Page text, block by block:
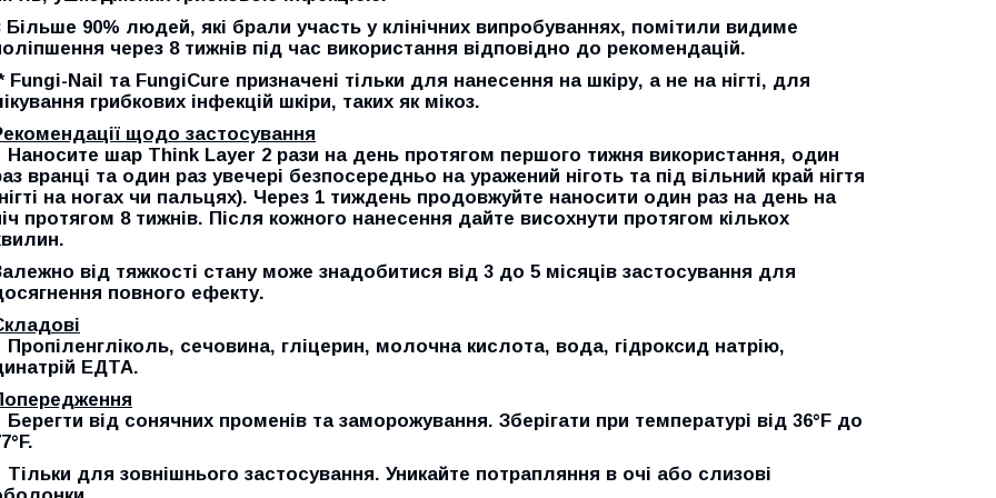
Більше 90% людей, які брали участь у клінічних випробуваннях, помітили видиме
через 8 тижнів під час використання відповідно до рекомендацій.
Fungi-Nail та FungiCure призначені тільки для нанесення на шкіру, а не на нігті, для
грибкових інфекцій шкіри, таких як мікоз.
щодо застосування
шар Think Layer 2 рази на день протягом першого тижня використання, один
вранці та один раз увечері безпосередньо на уражений ніготь та під вільний край нігтя
на ногах чи пальцях). Через 1 тиждень продовжуйте наносити один раз на день на
протягом 8 тижнів. Після кожного нанесення дайте висохнути протягом кількох
від тяжкості стану може знадобитися від 3 до 5 місяців застосування для
повного ефекту.
сечовина, гліцерин, молочна кислота, вода, гідроксид натрію,
ЕДТА.
від сонячних променів та заморожування. Зберігати при температурі від 36°F до
для зовнішнього застосування. Уникайте потрапляння в очі або слизові